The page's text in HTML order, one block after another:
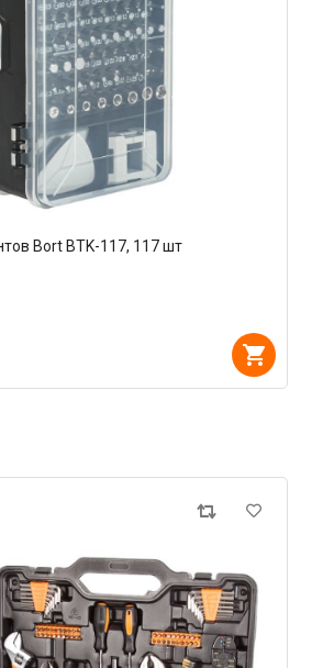
Bort BTK-117, 117 шт